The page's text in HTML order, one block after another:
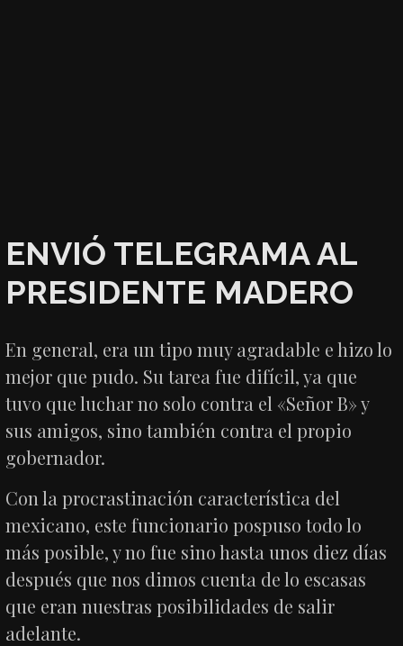
ENVIÓ TELEGRAMA AL
PRESIDENTE MADERO
En general, era un tipo muy agradable e hizo lo
mejor que pudo. Su tarea fue difícil, ya que
tuvo que luchar no solo contra el «Señor B» y
sus amigos, sino también contra el propio
gobernador.
Con la procrastinación característica del
mexicano, este funcionario pospuso todo lo
más posible, y no fue sino hasta unos diez días
después que nos dimos cuenta de lo escasas
que eran nuestras posibilidades de salir
adelante.